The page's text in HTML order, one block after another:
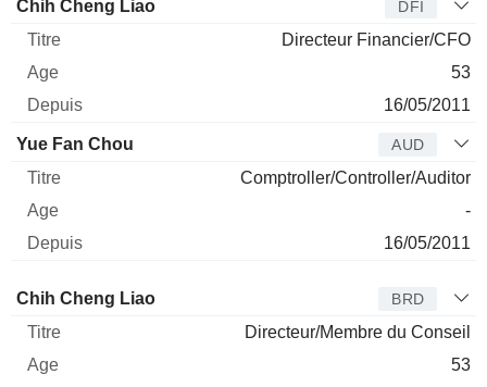
Chih Cheng Liao DFI
Directeur Financier/CFO
53
16/05/2011
Yue Fan Chou AUD
Comptroller/Controller/Auditor
-
16/05/2011
Administrateur Titre
Chih Cheng Liao BRD
Directeur/Membre du Conseil
53